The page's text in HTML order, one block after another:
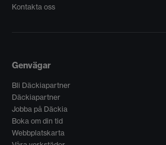
Kontakta oss
Genvägar
Bli Däckiapartner
Däckiapartner
Jobba på Däckia
Boka om din tid
Webbplatskarta